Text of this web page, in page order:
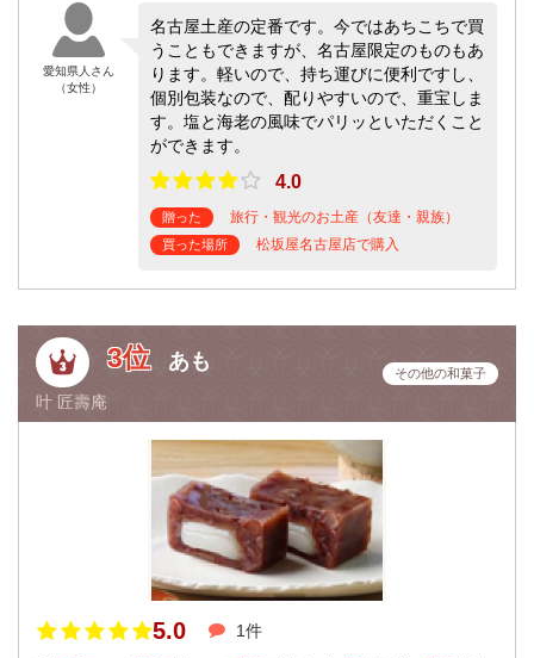
愛知県人さん
（女性）
名古屋土産の定番です。今ではあちこちで買
うこともできますが、名古屋限定のものもあ
ります。軽いので、持ち運びに便利ですし、
個別包装なので、配りやすいので、重宝しま
す。塩と海老の風味でパリッといただくこと
ができます。
4.0
贈った 旅行・観光のお土産（友達・親族）
買った場所 松坂屋名古屋店で購入
3位 あも
叶 匠壽庵
その他の和菓子
5.0 1件